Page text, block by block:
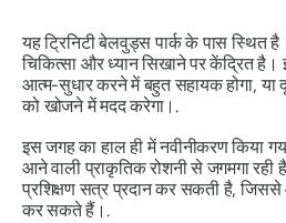
यह ट्रिनिटी बेलवुड्स पार्क के पास स्थित
चिकित्सा और ध्यान सिखाने पर केंद्रित
आत्म-सुधार करने में बहुत सहायक होगा, या
को खोजने में मदद करेगा।.
इस जगह का हाल ही में नवीनीकरण किया
आने वाली प्राकृतिक रोशनी से जगमगा रही
प्रशिक्षण सत्र प्रदान कर सकती है,
कर सकते हैं।.